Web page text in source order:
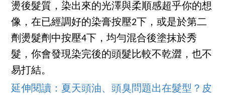
燙後髮質，染出來的光澤與柔順感超乎你的想
像，在已經調好的染膏按壓2下，或是於第二
劑燙髮劑中按壓4下，均勻混合後塗抹於秀
髮，你會發現染完後的頭髮比較不乾澀，也不
易打結。
延伸閱讀：夏天頭油、頭臭問題出在髮型？皮